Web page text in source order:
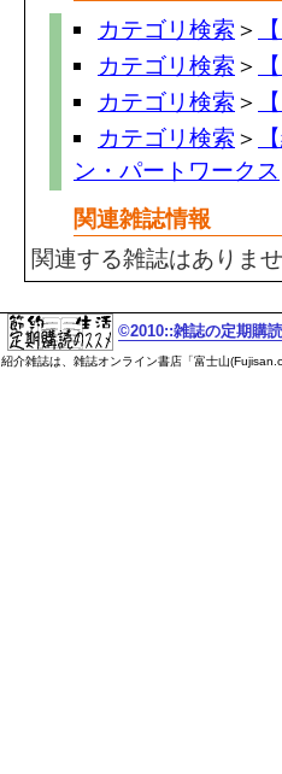
カテゴリ検索 ＞
カテゴリ検索 ＞
カテゴリ検索 ＞
カテゴリ検索 ＞
ン・パートワークス
関連雑誌情報
関連する雑誌はありま
©2010::雑誌の定期購
紹介雑誌は、雑誌オンライン書店「富士山